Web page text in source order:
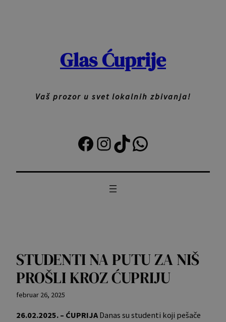
Glas Ćuprije
Vaš prozor u svet lokalnih zbivanja!
Facebook
Instagram
TikTok
Viber
STUDENTI NA PUTU ZA NIŠ
PROŠLI KROZ ĆUPRIJU
februar 26, 2025
26.02.2025. – ĆUPRIJA Danas su studenti koji pešače